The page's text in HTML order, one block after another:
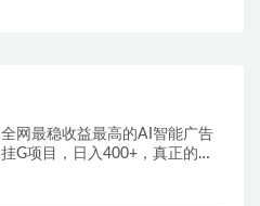
全网最稳收益最高的AI智能广告
挂G项目，日入400+，真正的躺